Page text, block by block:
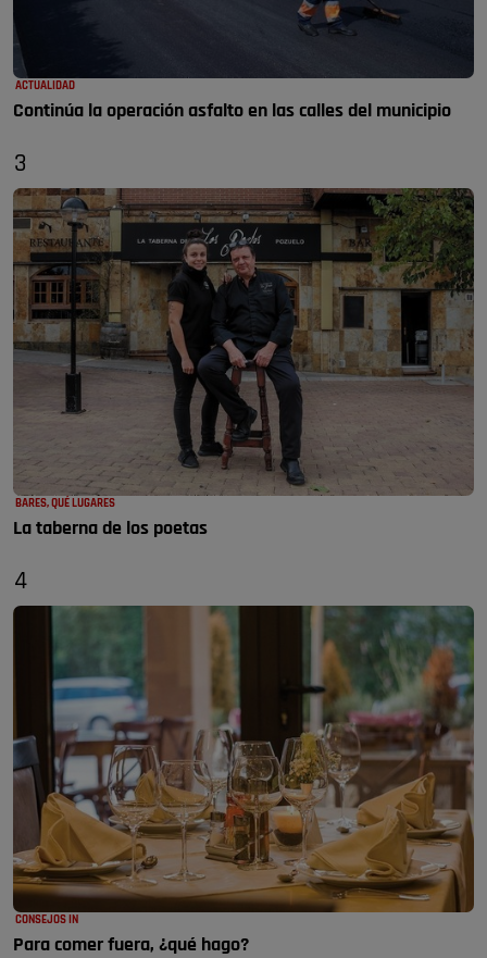
ACTUALIDAD
Continúa la operación asfalto en las calles del municipio
3
BARES, QUÉ LUGARES
La taberna de los poetas
4
CONSEJOS IN
Para comer fuera, ¿qué hago?